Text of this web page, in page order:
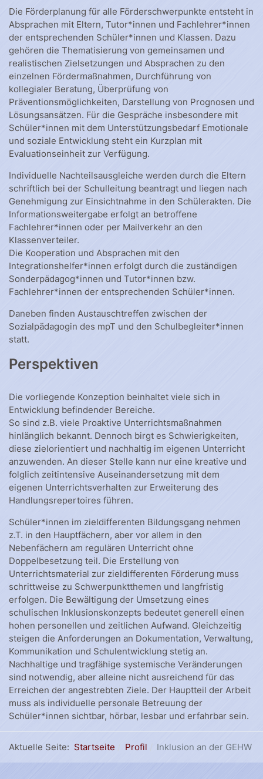
Die Förderplanung für alle Förderschwerpunkte entsteht in
Absprachen mit Eltern, Tutor*innen und Fachlehrer*innen
der entsprechenden Schüler*innen und Klassen. Dazu
gehören die Thematisierung von gemeinsamen und
realistischen Zielsetzungen und Absprachen zu den
einzelnen Fördermaßnahmen, Durchführung von
kollegialer Beratung, Überprüfung von
Präventionsmöglichkeiten, Darstellung von Prognosen und
Lösungsansätzen. Für die Gespräche insbesondere mit
Schüler*innen mit dem Unterstützungsbedarf Emotionale
und soziale Entwicklung steht ein Kurzplan mit
Evaluationseinheit zur Verfügung.
Individuelle Nachteilsausgleiche werden durch die Eltern
schriftlich bei der Schulleitung beantragt und liegen nach
Genehmigung zur Einsichtnahme in den Schülerakten. Die
Informationsweitergabe erfolgt an betroffene
Fachlehrer*innen oder per Mailverkehr an den
Klassenverteiler.
Die Kooperation und Absprachen mit den
Integrationshelfer*innen erfolgt durch die zuständigen
Sonderpädagog*innen und Tutor*innen bzw.
Fachlehrer*innen der entsprechenden Schüler*innen.
Daneben finden Austauschtreffen zwischen der
Sozialpädagogin des mpT und den Schulbegleiter*innen
statt.
Perspektiven
Die vorliegende Konzeption beinhaltet viele sich in
Entwicklung befindender Bereiche.
So sind z.B. viele Proaktive Unterrichtsmaßnahmen
hinlänglich bekannt. Dennoch birgt es Schwierigkeiten,
diese zielorientiert und nachhaltig im eigenen Unterricht
anzuwenden. An dieser Stelle kann nur eine kreative und
folglich zeitintensive Auseinandersetzung mit dem
eigenen Unterrichtsverhalten zur Erweiterung des
Handlungsrepertoires führen.
Schüler*innen im zieldifferenten Bildungsgang nehmen
z.T. in den Hauptfächern, aber vor allem in den
Nebenfächern am regulären Unterricht ohne
Doppelbesetzung teil. Die Erstellung von
Unterrichtsmaterial zur zieldifferenten Förderung muss
schrittweise zu Schwerpunktthemen und langfristig
erfolgen. Die Bewältigung der Umsetzung eines
schulischen Inklusionskonzepts bedeutet generell einen
hohen personellen und zeitlichen Aufwand. Gleichzeitig
steigen die Anforderungen an Dokumentation, Verwaltung,
Kommunikation und Schulentwicklung stetig an.
Nachhaltige und tragfähige systemische Veränderungen
sind notwendig, aber alleine nicht ausreichend für das
Erreichen der angestrebten Ziele. Der Hauptteil der Arbeit
muss als individuelle personale Betreuung der
Schüler*innen sichtbar, hörbar, lesbar und erfahrbar sein.
Aktuelle Seite: Startseite Profil Inklusion an der GEHW